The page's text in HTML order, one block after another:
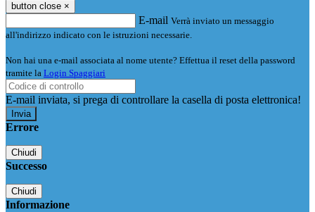
button close ×
E-mail Verrà inviato un messaggio
all'indirizzo indicato con le istruzioni necessarie.
Non hai una e-mail associata al nome utente? Effettua il reset della password
tramite la Login Spaggiari
E-mail inviata, si prega di controllare la casella di posta elettronica!
Errore
Chiudi
Successo
Chiudi
Informazione